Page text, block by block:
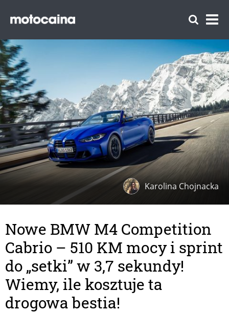
Karolina Chojnacka
Nowe BMW M4 Competition
Cabrio – 510 KM mocy i sprint
do „setki” w 3,7 sekundy!
Wiemy, ile kosztuje ta
drogowa bestia!